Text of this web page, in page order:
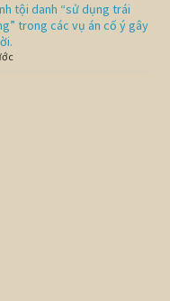
tội danh “sử dụng trái
trong các vụ án cố ý gây